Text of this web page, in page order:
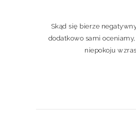
Skąd się bierze
dodatkowo sami
niepokoju